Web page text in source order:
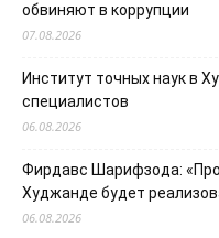
обвиняют в коррупции
07.08.2026
Институт точных наук в
специалистов
06.08.2026
Фирдавс Шарифзода:
Худжанде будет
06.08.2026